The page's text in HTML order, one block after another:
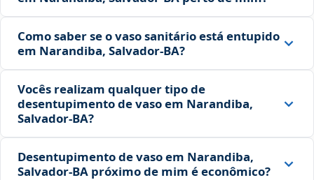
Como saber se o vaso sanitário está entupido
em Narandiba, Salvador‑BA?
Vocês realizam qualquer tipo de
desentupimento de vaso em Narandiba,
Salvador‑BA?
Desentupimento de vaso em Narandiba,
Salvador‑BA próximo de mim é econômico?